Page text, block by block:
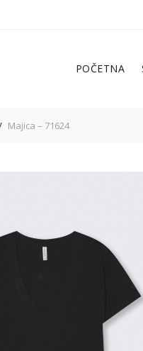
POČETNA
Majica – 71624